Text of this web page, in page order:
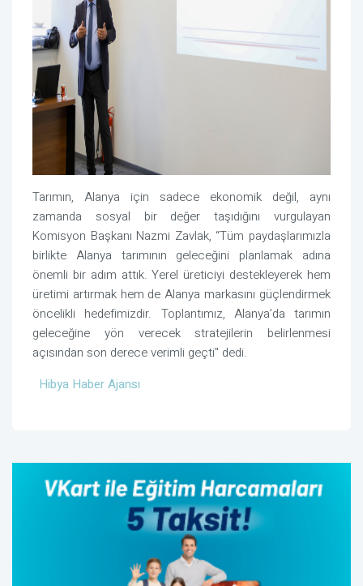
Tarımın, Alanya için sadece ekonomik değil, aynı
zamanda sosyal bir değer taşıdığını vurgulayan
Komisyon Başkanı Nazmi Zavlak, “Tüm paydaşlarımızla
birlikte Alanya tarımının geleceğini planlamak adına
önemli bir adım attık. Yerel üreticiyi destekleyerek hem
üretimi artırmak hem de Alanya markasını güçlendirmek
öncelikli hedefimizdir. Toplantımız, Alanya’da tarımın
geleceğine yön verecek stratejilerin belirlenmesi
açısından son derece verimli geçti" dedi.
Hibya Haber Ajansı